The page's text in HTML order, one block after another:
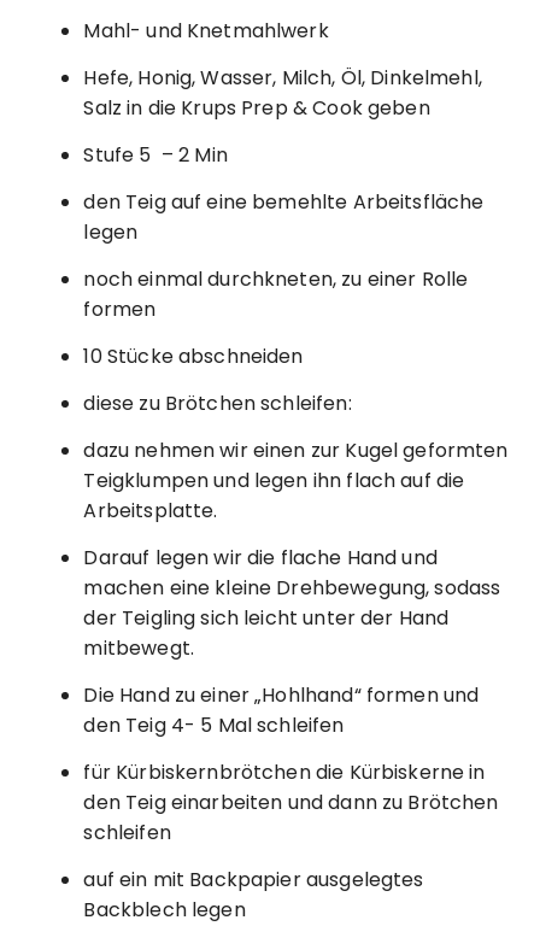
Mahl- und Knetmahlwerk
Hefe, Honig, Wasser, Milch, Öl, Dinkelmehl,
Salz in die Krups Prep & Cook geben
Stufe 5 – 2 Min
den Teig auf eine bemehlte Arbeitsfläche
legen
noch einmal durchkneten, zu einer Rolle
formen
10 Stücke abschneiden
diese zu Brötchen schleifen:
dazu nehmen wir einen zur Kugel geformten
Teigklumpen und legen ihn flach auf die
Arbeitsplatte.
Darauf legen wir die flache Hand und
machen eine kleine Drehbewegung, sodass
der Teigling sich leicht unter der Hand
mitbewegt.
Die Hand zu einer „Hohlhand“ formen und
den Teig 4- 5 Mal schleifen
für Kürbiskernbrötchen die Kürbiskerne in
den Teig einarbeiten und dann zu Brötchen
schleifen
auf ein mit Backpapier ausgelegtes
Backblech legen